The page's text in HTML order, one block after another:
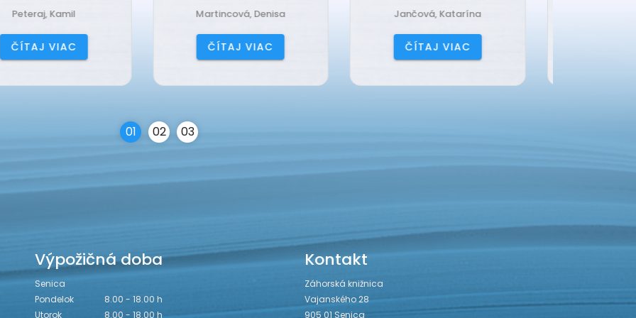
Martincová, Denisa
ČÍTAJ VIAC
Jančová, Katarína
ČÍTAJ VIAC
Harrison, Lisi
ČÍTAJ VIAC
01 02 03
Výpožičná doba
Senica
Pondelok
8.00 - 18.00 h
Utorok
8.00 - 18.00 h
Kontakt
Záhorská knižnica
Vajanského 28
905 01 Senica